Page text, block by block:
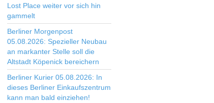
Lost Place weiter vor sich hin
gammelt
Berliner Morgenpost
05.08.2026: Spezieller Neubau
an markanter Stelle soll die
Altstadt Köpenick bereichern
Berliner Kurier 05.08.2026: In
dieses Berliner Einkaufszentrum
kann man bald einziehen!